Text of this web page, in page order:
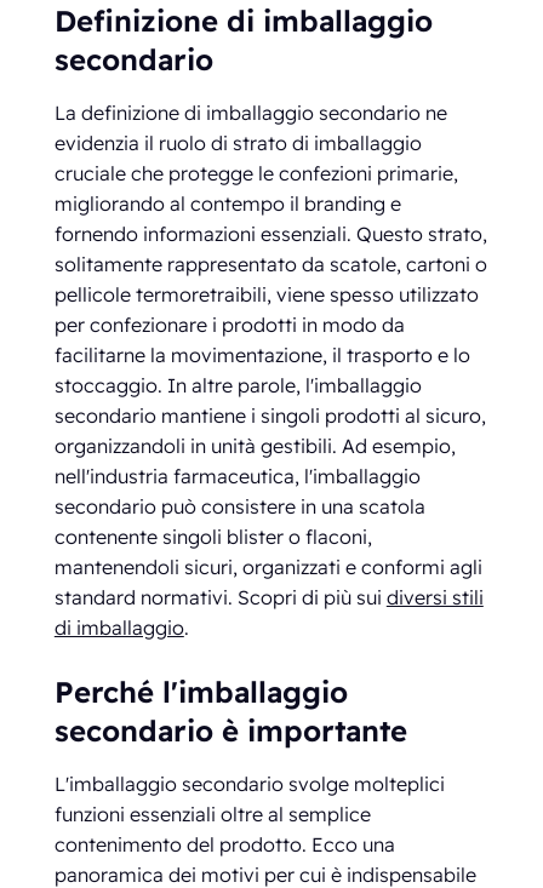
Definizione di imballaggio
secondario
La definizione di imballaggio secondario ne
evidenzia il ruolo di strato di imballaggio
cruciale che protegge le confezioni primarie,
migliorando al contempo il branding e
fornendo informazioni essenziali. Questo strato,
solitamente rappresentato da scatole, cartoni o
pellicole termoretraibili, viene spesso utilizzato
per confezionare i prodotti in modo da
facilitarne la movimentazione, il trasporto e lo
stoccaggio. In altre parole, l'imballaggio
secondario mantiene i singoli prodotti al sicuro,
organizzandoli in unità gestibili. Ad esempio,
nell'industria farmaceutica, l'imballaggio
secondario può consistere in una scatola
contenente singoli blister o flaconi,
mantenendoli sicuri, organizzati e conformi agli
standard normativi. Scopri di più sui diversi stili
di imballaggio.
Perché l'imballaggio
secondario è importante
L'imballaggio secondario svolge molteplici
funzioni essenziali oltre al semplice
contenimento del prodotto. Ecco una
panoramica dei motivi per cui è indispensabile